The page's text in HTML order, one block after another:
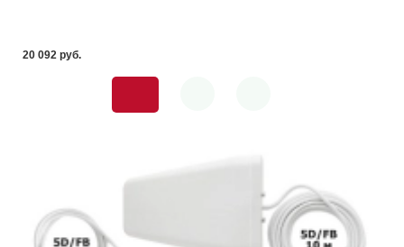
20 092 pуб.